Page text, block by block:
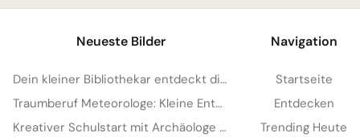
Neueste Bilder
Dein kleiner Bibliothekar entdeckt die Welt der Bücher für Instagram!
Traumberuf Meteorologe: Kleine Entdecker lernen spielerisch Wetterkunde – perfekt für Instagram.
Kreativer Schulstart mit Archäologe Bild für Facebook Seiten
Navigation
Startseite
Entdecken
Trending Heute